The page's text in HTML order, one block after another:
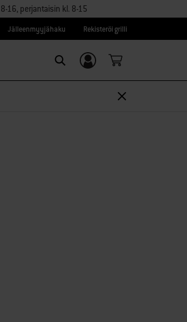
16, perjantaisin kl. 8-15
Jälleenmyyjähaku Rekisteröi grilli
Kirjaudu sisään/
Rekisteröidy